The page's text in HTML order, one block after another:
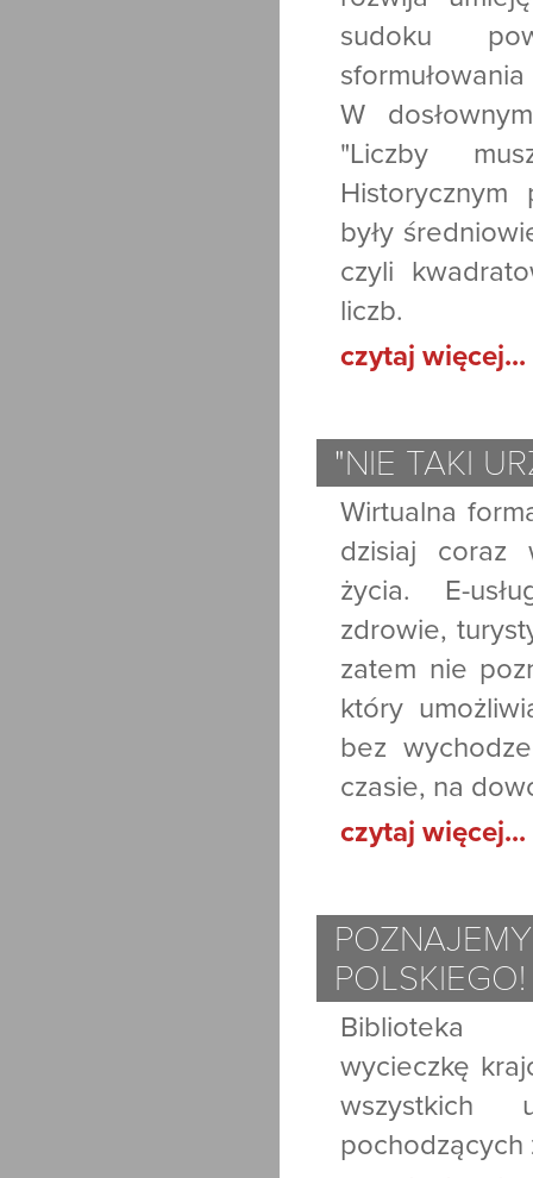
sudoku
W
"Liczby
były
czyli
liczb.
czytaj więcej...
"NIE TAKI
Wirtualna
dzisiaj coraz
życia. E-
zdrowie,
zatem nie
który
bez
czasie, na
czytaj więcej...
POLSKIEGO!
Biblioteka
wycieczkę
wszystkich
pochodzących